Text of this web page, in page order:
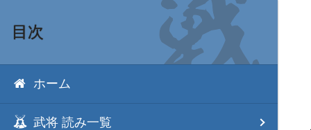
目次
ホーム
武将 読み一覧